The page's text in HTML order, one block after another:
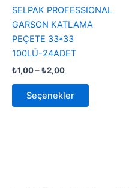
SELPAK PROFESSIONAL
GARSON KATLAMA
PEÇETE 33*33
100LÜ-24ADET
₺1,00–₺2,00
Seçenekler